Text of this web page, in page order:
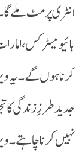
انٹری پرمٹ ملے
بائیومیٹرکس،
کرنا ہوں گے۔ یہ
جدید طرزِ زندگی کا
نہیں کرنا چاہتے۔